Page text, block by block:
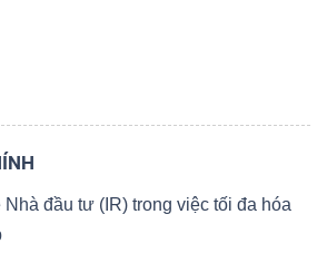
Nhà đầu tư (IR) trong việc tối đa hóa